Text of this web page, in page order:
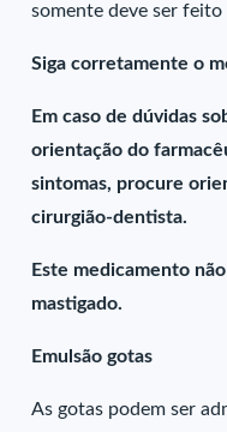
somente deve ser
Siga corretamente o
Em caso de dúvidas
orientação do
sintomas, procure
cirurgião-dentista.
Este medicamento
mastigado.
Emulsão gotas
As gotas podem ser